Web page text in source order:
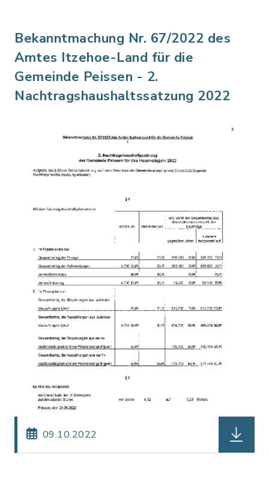
Bekanntmachung Nr. 67/2022 des
Amtes Itzehoe-Land für die
Gemeinde Peissen - 2.
Nachtragshaushaltssatzung 2022
09.10.2022